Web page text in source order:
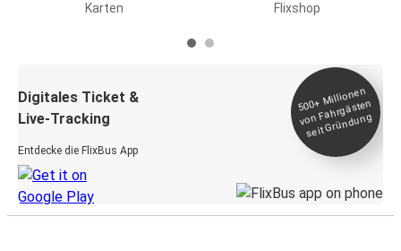
Karten
Flixshop
Digitales Ticket &
Live-Tracking
Entdecke die FlixBus App
500+
Millionen
von Fahrgästen
seit
Gründung